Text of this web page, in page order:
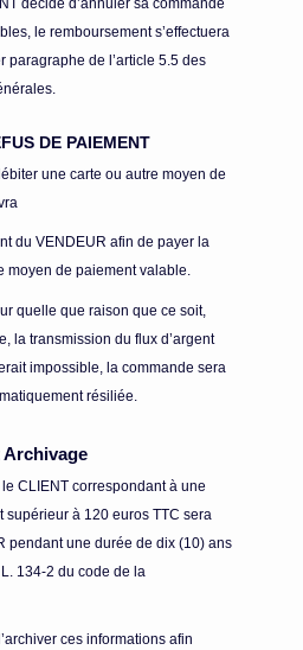
décide d’annuler sa commande
le remboursement s’effectuera
paragraphe de l’article 5.5 des
DE PAIEMENT
une carte ou autre moyen de
du VENDEUR afin de payer la
moyen de paiement valable.
quelle que raison que ce soit,
la transmission du flux d’argent
impossible, la commande sera
résiliée.
Archivage
CLIENT correspondant à une
supérieur à 120 euros TTC sera
pendant une durée de dix (10) ans
134-2 du code de la
ces informations afin